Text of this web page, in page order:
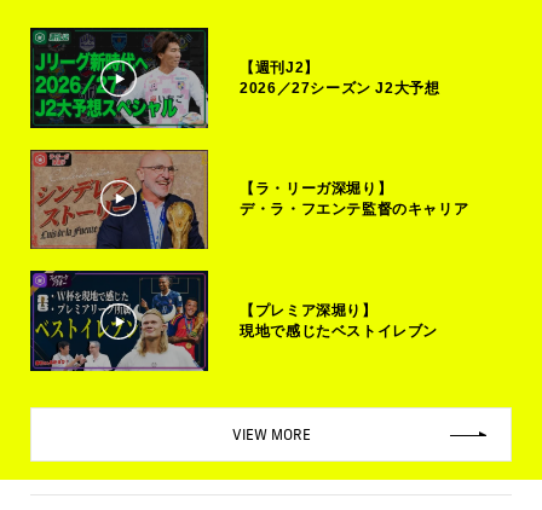
【週刊J2】
2026／27シーズン J2大予想
【ラ・リーガ深堀り】
デ・ラ・フエンテ監督のキャリア
【プレミア深堀り】
現地で感じたベストイレブン
VIEW MORE